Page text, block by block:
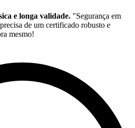
e longa validade. "Segurança em
de um certificado robusto e
mesmo!